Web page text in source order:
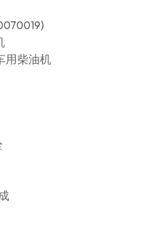
用柴油机